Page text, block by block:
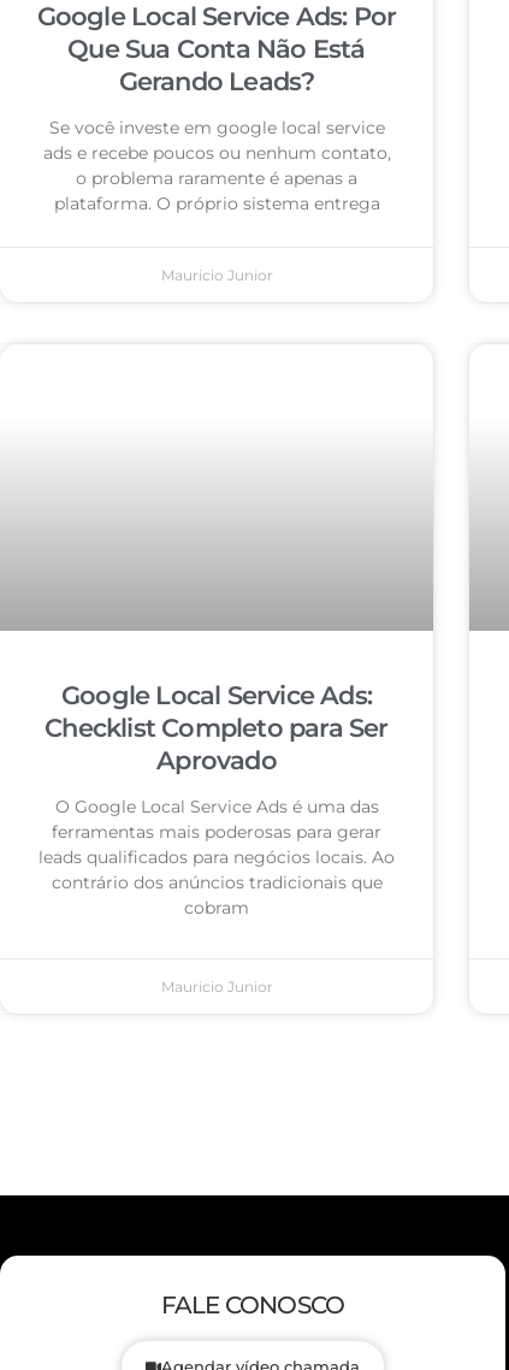
Google Local Service Ads: Por
Que Sua Conta Não Está
Gerando Leads?
Se você investe em google local service
ads e recebe poucos ou nenhum contato,
o problema raramente é apenas a
plataforma. O próprio sistema entrega
Mauricio Junior
Google Local Service Ads:
Checklist Completo para Ser
Aprovado
O Google Local Service Ads é uma das
ferramentas mais poderosas para gerar
leads qualificados para negócios locais. Ao
contrário dos anúncios tradicionais que
cobram
Mauricio Junior
FALE CONOSCO